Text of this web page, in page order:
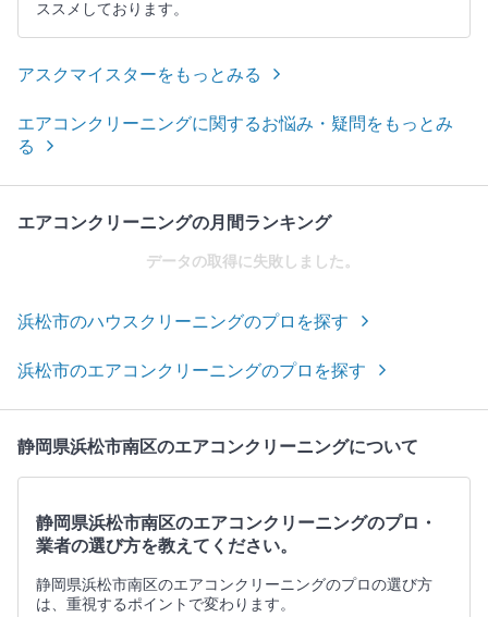
ススメしております。
アスクマイスターをもっとみる
エアコンクリーニングに関するお悩み・疑問をもっとみ
る
エアコンクリーニングの月間ランキング
データの取得に失敗しました。
浜松市のハウスクリーニングのプロを探す
浜松市のエアコンクリーニングのプロを探す
静岡県浜松市南区のエアコンクリーニングについて
静岡県浜松市南区のエアコンクリーニングのプロ・
業者の選び方を教えてください。
静岡県浜松市南区のエアコンクリーニングのプロの選び方
は、重視するポイントで変わります。